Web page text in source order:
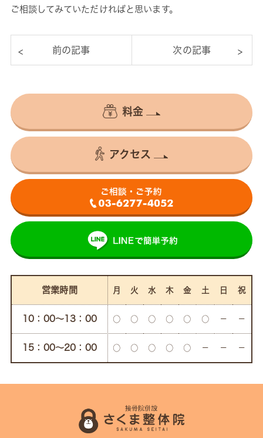
ご相談してみていただければと思います。
料金
アクセス
営業時間 月 火 水 木 金 土 日 祝
10：00〜13：00 ○ ○ ○ ○ ○ ○ － －
15：00〜20：00 ○ ○ ○ ○ ○ － － －